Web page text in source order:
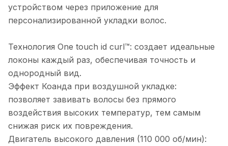
устройством через приложение для
персонализированной укладки волос.
Технология One touch id curl™: создает идеальные
локоны каждый раз, обеспечивая точность и
однородный вид.
Эффект Коанда при воздушной укладке:
позволяет завивать волосы без прямого
воздействия высоких температур, тем самым
снижая риск их повреждения.
Двигатель высокого давления (110 000 об/мин):